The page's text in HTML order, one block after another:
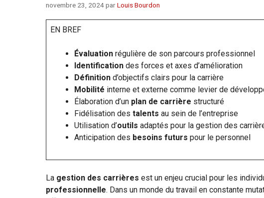
novembre 23, 2024parLouis Bourdon
EN BREF
Évaluation régulière de son parcours professionnel
Identification des forces et axes d’amélioration
Définition d’objectifs clairs pour la carrière
Mobilité interne et externe comme levier de
Élaboration d’un plan de carrière structuré
Fidélisation des talents au sein de l’entreprise
Utilisation d’outils adaptés pour la gestion des
Anticipation des besoins futurs pour le personnel
La gestion des carrières est un enjeu crucial pour les
professionnelle. Dans un monde du travail en constante